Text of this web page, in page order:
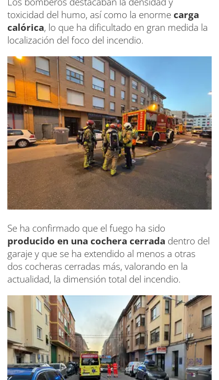
toxicidad del humo, así como la enorme carga
calórica, lo que ha dificultado en gran medida la
localización del foco del incendio.
Se ha confirmado que el fuego ha sido
producido en una cochera cerrada dentro del
garaje y que se ha extendido al menos a otras
dos cocheras cerradas más, valorando en la
actualidad, la dimensión total del incendio.